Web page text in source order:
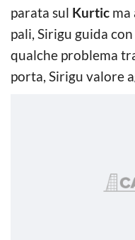
parata sul Kurtic ma
pali, Sirigu guida
qualche problema
porta, Sirigu valore